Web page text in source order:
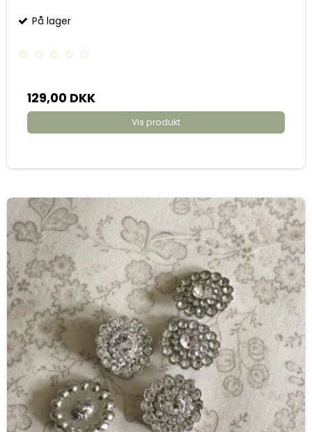
På lager
129,00 DKK
Vis produkt